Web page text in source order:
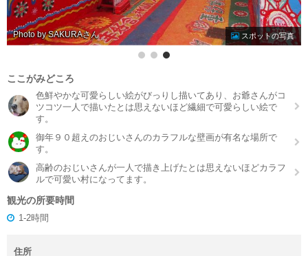
Photo by SAKURA スポットの写真
ここがみどころ
色鮮やかな可愛らしい絵がびっりし描いてあり、お爺さんがコ
ツコツ一人で描いたとは思えないほど繊細で可愛らしい絵で
す。
御年９０超えのおじいさんのカラフルな壁画が有名な場所で
す。
高齢のおじいさんが一人で描き上げたとは思えないほどカラフ
ルで可愛い村になってます。
観光の所要時間
1-2時間
住所